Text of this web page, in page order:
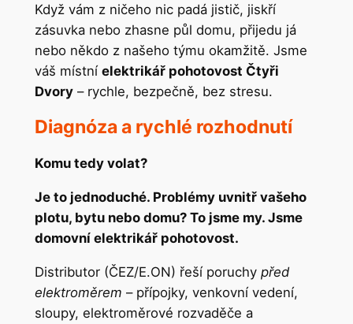
Když vám z ničeho nic padá jistič, jiskří
zásuvka nebo zhasne půl domu, přijedu já
nebo někdo z našeho týmu okamžitě. Jsme
váš místní elektrikář pohotovost Čtyři
Dvory– rychle, bezpečně, bez stresu.
Diagnóza a rychlé rozhodnutí
Komu tedy volat?
Je to jednoduché. Problémy uvnitř vašeho
plotu, bytu nebo domu? To jsme my. Jsme
domovní elektrikář pohotovost.
Distributor (ČEZ/E.ON) řeší poruchy před
elektroměrem – přípojky, venkovní vedení,
sloupy, elektroměrové rozvaděče a